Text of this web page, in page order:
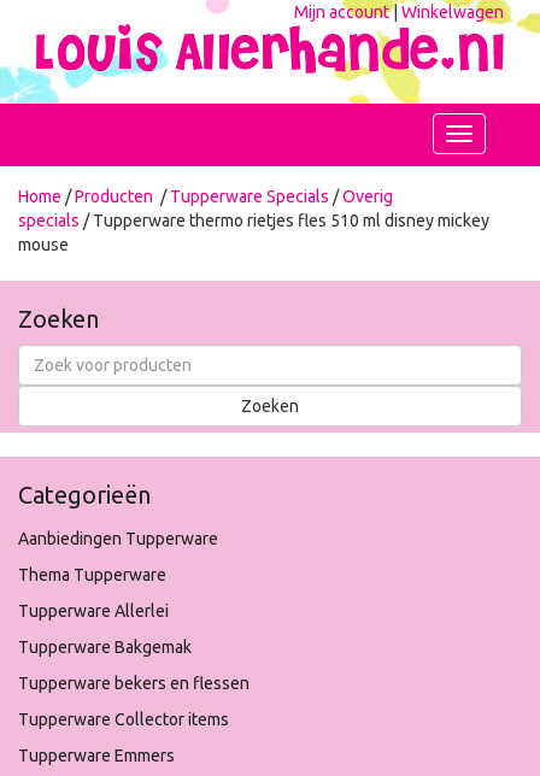
Mijn account|Winkelwagen
Toggle
navigation
Home /Producten /Tupperware Specials /Overig
specials / Tupperware thermo rietjes fles 510 ml disney mickey
mouse
Zoeken
Categorieën
Aanbiedingen Tupperware
Thema Tupperware
Tupperware Allerlei
Tupperware Bakgemak
Tupperware bekers en flessen
Tupperware Collector items
Tupperware Emmers